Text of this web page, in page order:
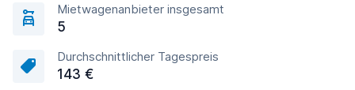
Mietwagenanbieter insgesamt
5
Durchschnittlicher Tagespreis
143 €